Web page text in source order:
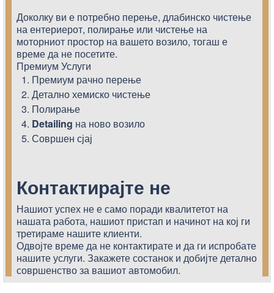
Доколку ви е потребно перење, длабинско чистење
на ентериерот, полирање или чистење на
моторниот простор на вашето возило, тогаш е
време да не посетите.
Премиум Услуги
Премиум рачно перење
Детално хемиско чистење
Полирање
Detailing на ново возило
Совршен сјај
Контактирајте не
Нашиот успех не е само поради квалитетот на
нашата работа, нашиот пристап и начинот на кој ги
третираме нашите клиенти.
Одвојте време да не контактирате и да ги испробате
нашите услуги. Закажете состанок и добијте детално
совршенство за вашиот автомобил.